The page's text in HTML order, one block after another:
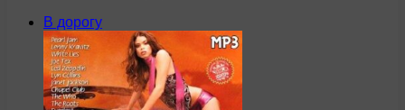
В дорогу